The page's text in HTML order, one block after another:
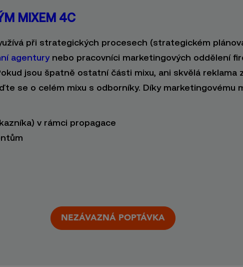
MIXEM 4C
při strategických procesech (strategickém
agenturynebo pracovníci marketingových oddělení
jsou špatně ostatní části mixu, ani skvělá reklama
se o celém mixu s odborníky. Díky marketingovému
v rámci propagace
NEZÁVAZNÁ POPTÁVKA